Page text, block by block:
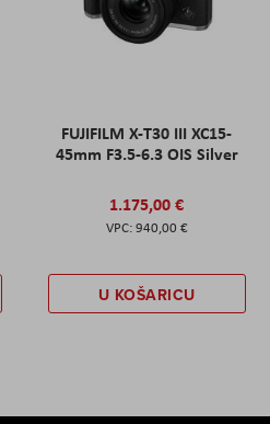
FUJIFILM X-T30 III XC15-
45mm F3.5-6.3 OIS Silver
1.175,00 €
940,00 €
U KOŠARICU